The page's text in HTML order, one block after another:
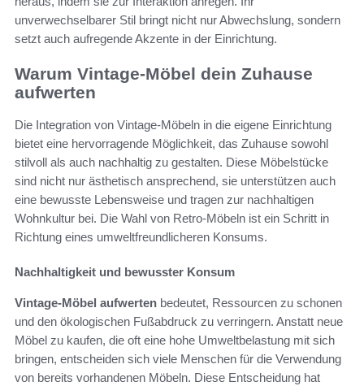
unverwechselbarer Stil bringt nicht nur Abwechslung, sondern
setzt auch aufregende Akzente in der Einrichtung.
Warum Vintage-Möbel dein Zuhause
aufwerten
Die Integration von Vintage-Möbeln in die eigene Einrichtung
bietet eine hervorragende Möglichkeit, das Zuhause sowohl
stilvoll als auch nachhaltig zu gestalten. Diese Möbelstücke
sind nicht nur ästhetisch ansprechend, sie unterstützen auch
eine bewusste Lebensweise und tragen zur nachhaltigen
Wohnkultur bei. Die Wahl von Retro-Möbeln ist ein Schritt in
Richtung eines umweltfreundlicheren Konsums.
Nachhaltigkeit und bewusster Konsum
Vintage-Möbel aufwerten bedeutet, Ressourcen zu schonen
und den ökologischen Fußabdruck zu verringern. Anstatt neue
Möbel zu kaufen, die oft eine hohe Umweltbelastung mit sich
bringen, entscheiden sich viele Menschen für die Verwendung
von bereits vorhandenen Möbeln. Diese Entscheidung hat